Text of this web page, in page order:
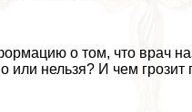
о том, что врач
или нельзя? И чем